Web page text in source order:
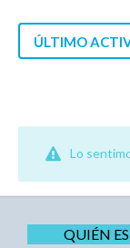
ÚLTIMO
Lo
QUIÉN